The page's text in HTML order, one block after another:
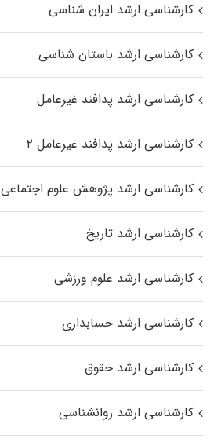
کارشناسی ارشد ایران شناسی
کارشناسی ارشد باستان شناسی
کارشناسی ارشد پدافند غیرعامل
کارشناسی ارشد پدافند غیرعامل ۲
کارشناسی ارشد پژوهش علوم اجتماعی
کارشناسی ارشد تاریخ
کارشناسی ارشد علوم ورزشی
کارشناسی ارشد حسابداری
کارشناسی ارشد حقوق
کارشناسی ارشد روانشناسی